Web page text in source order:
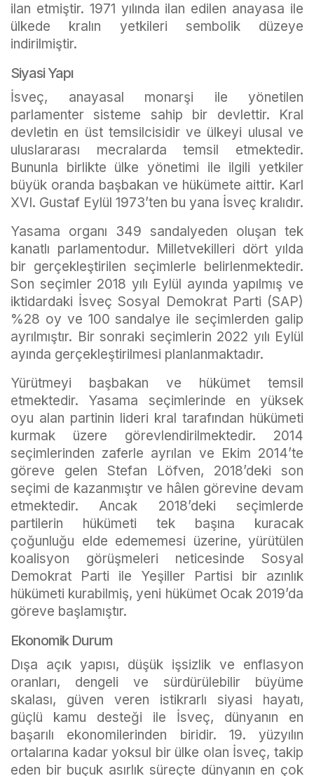
ilan etmiştir. 1971 yılında ilan edilen anayasa ile
ülkede kralın yetkileri sembolik düzeye
indirilmiştir.
Siyasi Yapı
İsveç, anayasal monarşi ile yönetilen
parlamenter sisteme sahip bir devlettir. Kral
devletin en üst temsilcisidir ve ülkeyi ulusal ve
uluslararası mecralarda temsil etmektedir.
Bununla birlikte ülke yönetimi ile ilgili yetkiler
büyük oranda başbakan ve hükümete aittir. Karl
XVI. Gustaf Eylül 1973’ten bu yana İsveç kralıdır.
Yasama organı 349 sandalyeden oluşan tek
kanatlı parlamentodur. Milletvekilleri dört yılda
bir gerçekleştirilen seçimlerle belirlenmektedir.
Son seçimler 2018 yılı Eylül ayında yapılmış ve
iktidardaki İsveç Sosyal Demokrat Parti (SAP)
%28 oy ve 100 sandalye ile seçimlerden galip
ayrılmıştır. Bir sonraki seçimlerin 2022 yılı Eylül
ayında gerçekleştirilmesi planlanmaktadır.
Yürütmeyi başbakan ve hükümet temsil
etmektedir. Yasama seçimlerinde en yüksek
oyu alan partinin lideri kral tarafından hükümeti
kurmak üzere görevlendirilmektedir. 2014
seçimlerinden zaferle ayrılan ve Ekim 2014’te
göreve gelen Stefan Löfven, 2018’deki son
seçimi de kazanmıştır ve hâlen görevine devam
etmektedir. Ancak 2018’deki seçimlerde
partilerin hükümeti tek başına kuracak
çoğunluğu elde edememesi üzerine, yürütülen
koalisyon görüşmeleri neticesinde Sosyal
Demokrat Parti ile Yeşiller Partisi bir azınlık
hükümeti kurabilmiş, yeni hükümet Ocak 2019’da
göreve başlamıştır.
Ekonomik Durum
Dışa açık yapısı, düşük işsizlik ve enflasyon
oranları, dengeli ve sürdürülebilir büyüme
skalası, güven veren istikrarlı siyasi hayatı,
güçlü kamu desteği ile İsveç, dünyanın en
başarılı ekonomilerinden biridir. 19. yüzyılın
ortalarına kadar yoksul bir ülke olan İsveç, takip
eden bir buçuk asırlık süreçte dünyanın en çok